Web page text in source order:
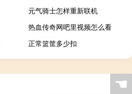
元气骑士怎样重新联机
热血传奇网吧里视频怎么看
正常篮筐多少扣
哪里可以看以前奥运会回放
得了奥运冠军能保送吗 ☚